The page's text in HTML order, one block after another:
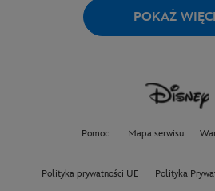
POKAŻ
Pomoc Mapa serwisu
Polityka prywatności UE Polityka